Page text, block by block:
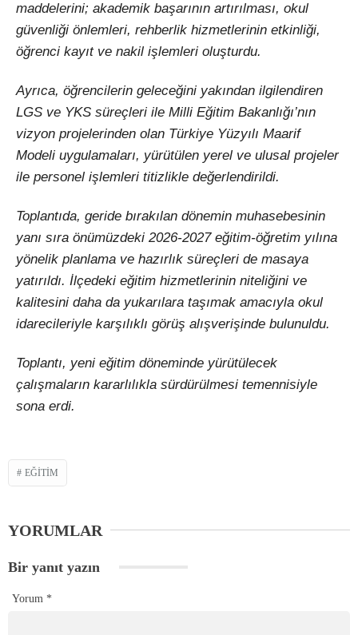
maddelerini; akademik başarının artırılması, okul
güvenliği önlemleri, rehberlik hizmetlerinin etkinliği,
öğrenci kayıt ve nakil işlemleri oluşturdu.
Ayrıca, öğrencilerin geleceğini yakından ilgilendiren
LGS ve YKS süreçleri ile Milli Eğitim Bakanlığı’nın
vizyon projelerinden olan Türkiye Yüzyılı Maarif
Modeli uygulamaları, yürütülen yerel ve ulusal projeler
ile personel işlemleri titizlikle değerlendirildi.
Toplantıda, geride bırakılan dönemin muhasebesinin
yanı sıra önümüzdeki 2026-2027 eğitim-öğretim yılına
yönelik planlama ve hazırlık süreçleri de masaya
yatırıldı. İlçedeki eğitim hizmetlerinin niteliğini ve
kalitesini daha da yukarılara taşımak amacıyla okul
idarecileriyle karşılıklı görüş alışverişinde bulunuldu.
Toplantı, yeni eğitim döneminde yürütülecek
çalışmaların kararlılıkla sürdürülmesi temennisiyle
sona erdi.
EĞITIM
YORUMLAR
Bir yanıt yazın
Yorum *